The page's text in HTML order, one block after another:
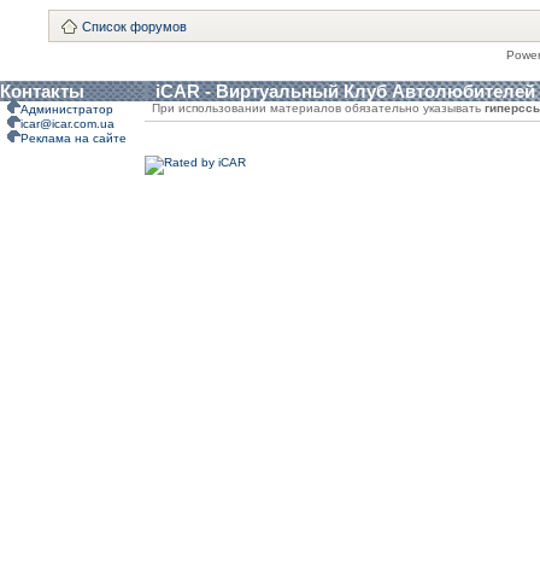
Список форумов
Контакты iCAR - Виртуальный Клуб Автолюбителей
Администратор
icar@icar.com.ua
Реклама на сайте
При использовании материалов обязательно указывать